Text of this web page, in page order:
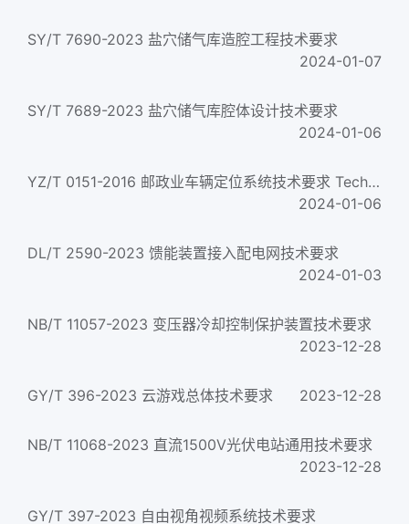
SY/T 7690-2023 盐穴储气库造腔工程技术要求
2024-01-07
SY/T 7689-2023 盐穴储气库腔体设计技术要求
2024-01-06
YZ/T 0151-2016 邮政业车辆定位系统技术要求 Technical requirements for vehicle positioning system for postal i...
2024-01-06
DL/T 2590-2023 馈能装置接入配电网技术要求
2024-01-03
NB/T 11057-2023 变压器冷却控制保护装置技术要求
2023-12-28
GY/T 396-2023 云游戏总体技术要求 2023-12-28
NB/T 11068-2023 直流1500V光伏电站通用技术要求
2023-12-28
GY/T 397-2023 自由视角视频系统技术要求